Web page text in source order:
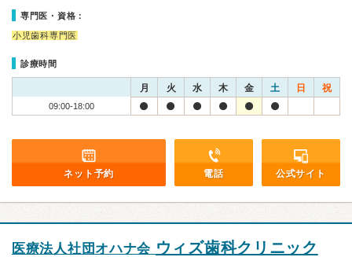
専門医・資格：
小児歯科専門医
診療時間
月 火 水 木 金 土 日 祝
09:00-18:00
ネット予約 電話 公式サイト
医療法人社団オハナ会 ウィズ歯科クリニック